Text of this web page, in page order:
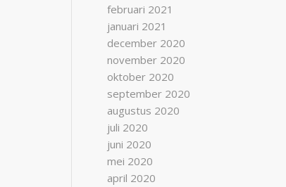
februari 2021
januari 2021
december 2020
november 2020
oktober 2020
september 2020
augustus 2020
juli 2020
juni 2020
mei 2020
april 2020